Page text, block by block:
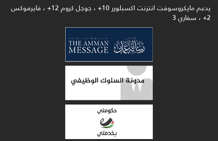
يدعم مايكروسوفت انترنت اكسبلورر 10+ ، جوجل كروم 12+ ، فايرفوكس
2+ ، سفاري 3